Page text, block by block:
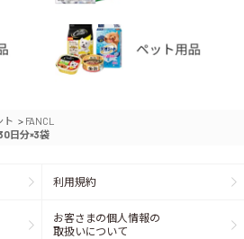
ト > FANCL
日分×3袋
利用規約
お客さまの個人情報の
取扱いについて